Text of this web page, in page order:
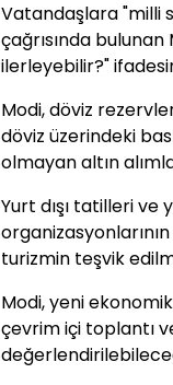
Vatandaşlara "milli
çağrısında
ilerleyebilir?"
Modi, döviz
döviz üzerindeki
olmayan altın
Yurt dışı tatilleri ve
turizmin teşvik
Modi, yeni
çevrim içi toplantı